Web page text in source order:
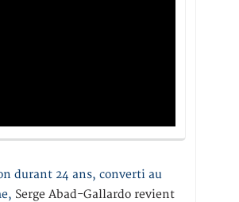
durant 24 ans, converti au
Serge Abad-Gallardo revient